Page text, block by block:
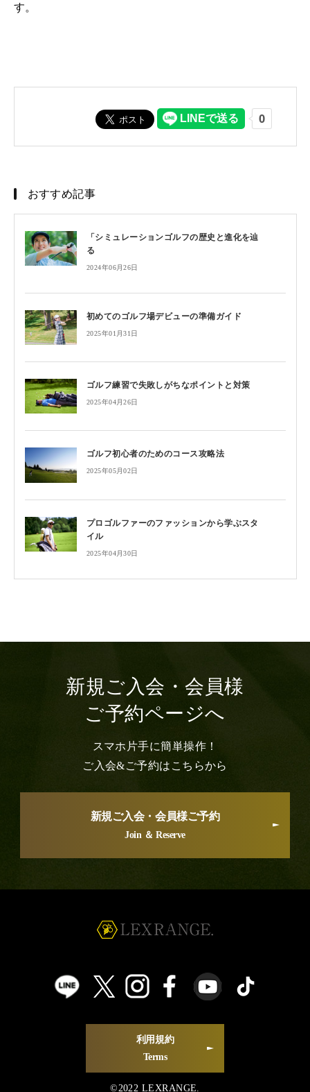
す。
おすすめ記事
「シミュレーションゴルフの歴史と進化を辿
る
2024年06月26日
初めてのゴルフ場デビューの準備ガイド
2025年01月31日
ゴルフ練習で失敗しがちなポイントと対策
2025年04月26日
ゴルフ初心者のためのコース攻略法
2025年05月02日
プロゴルファーのファッションから学ぶスタ
イル
2025年04月30日
新規ご入会・会員様
ご予約ページへ
スマホ片手に簡単操作！
ご入会&ご予約はこちらから
新規ご入会・会員様ご予約
Join ＆ Reserve
©2022 LEXRANGE.
利用規約
Terms